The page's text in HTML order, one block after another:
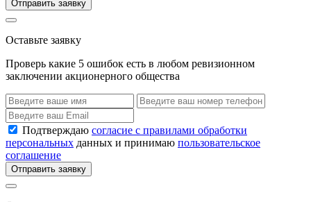
Отправить заявку
Оставьте заявку
Проверь какие 5 ошибок есть в любом ревизионном
заключении акционерного общества
Подтверждаю согласие с правилами обработки
персональных данных и принимаю пользовательское
соглашение
Отправить заявку